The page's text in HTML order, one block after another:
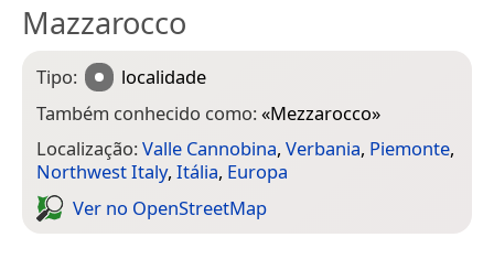
Mazzarocco
Tipo:
localidade
Também conhecido como:«Mezzarocco»
Localização:Valle Cannobina, Verbania, Piemonte,
Northwest Italy, Itália, Europa
Ver no Open­Street­Map